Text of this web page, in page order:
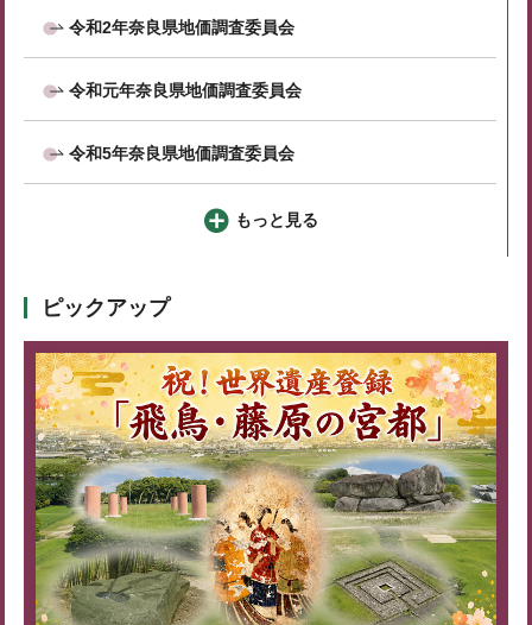
令和2年奈良県地価調査委員会
令和元年奈良県地価調査委員会
令和5年奈良県地価調査委員会
もっと見る
ピックアップ